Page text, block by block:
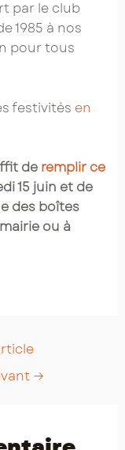
par le club
1985 à nos
pour tous
festivités en
de remplir ce
15 juin et de
des boîtes
ou à
→